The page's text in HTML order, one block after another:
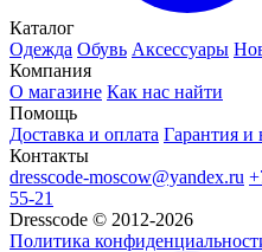
Каталог
Одежда Обувь Аксессуары
Компания
О магазине Как нас найти
Помощь
Доставка и оплата Гарантия и
Контакты
dresscode-moscow@yandex.ru
55-21
Dresscode © 2012-2026
Политика